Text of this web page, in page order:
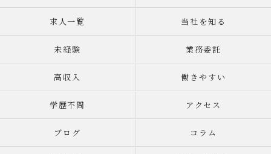
求人一覧 当社を知る
未経験 業務委託
高収入 働きやすい
学歴不問 アクセス
ブログ コラム